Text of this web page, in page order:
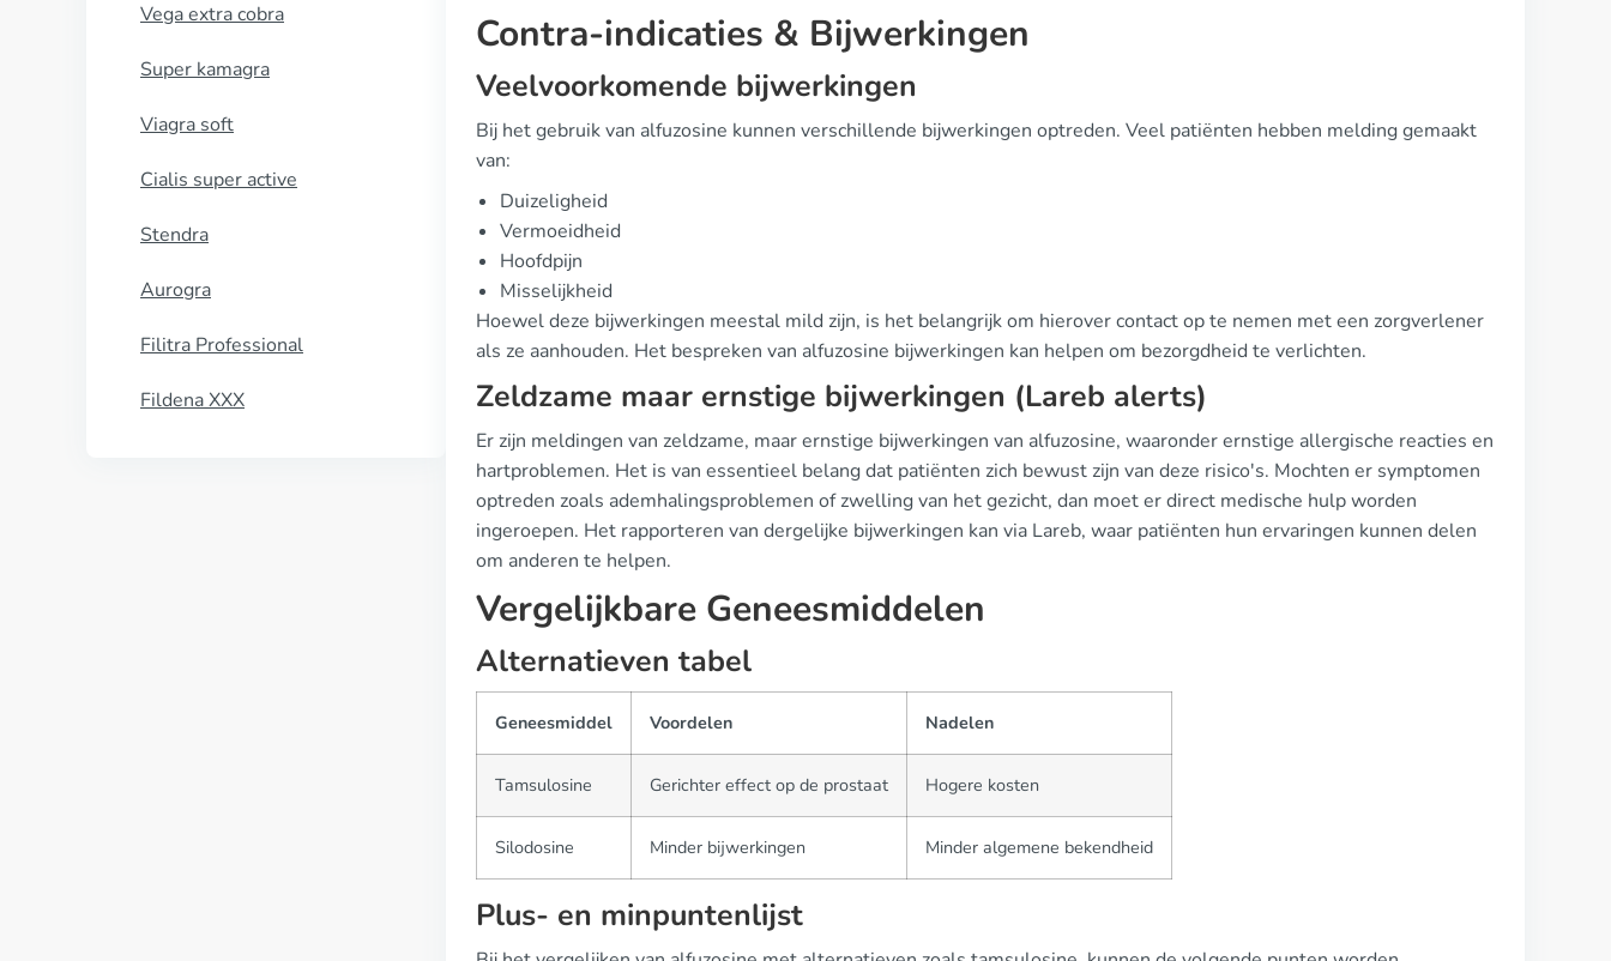
Vega extra cobra
Super kamagra
Viagra soft
Cialis super active
Stendra
Aurogra
Filitra Professional
Fildena XXX
Contra-indicaties & Bijwerkingen
Veelvoorkomende bijwerkingen
Bij het gebruik van alfuzosine kunnen verschillende bijwerkingen optreden. Veel patiënten hebben melding gemaakt
van:
Duizeligheid
Vermoeidheid
Hoofdpijn
Misselijkheid
Hoewel deze bijwerkingen meestal mild zijn, is het belangrijk om hierover contact op te nemen met een zorgverlener
als ze aanhouden. Het bespreken van alfuzosine bijwerkingen kan helpen om bezorgdheid te verlichten.
Zeldzame maar ernstige bijwerkingen (Lareb alerts)
Er zijn meldingen van zeldzame, maar ernstige bijwerkingen van alfuzosine, waaronder ernstige allergische reacties en
hartproblemen. Het is van essentieel belang dat patiënten zich bewust zijn van deze risico's. Mochten er symptomen
optreden zoals ademhalingsproblemen of zwelling van het gezicht, dan moet er direct medische hulp worden
ingeroepen. Het rapporteren van dergelijke bijwerkingen kan via Lareb, waar patiënten hun ervaringen kunnen delen
om anderen te helpen.
Vergelijkbare Geneesmiddelen
Alternatieven tabel
Geneesmiddel Voordelen Nadelen
Tamsulosine Gerichter effect op de prostaat Hogere kosten
Silodosine Minder bijwerkingen Minder algemene bekendheid
Plus- en minpuntenlijst